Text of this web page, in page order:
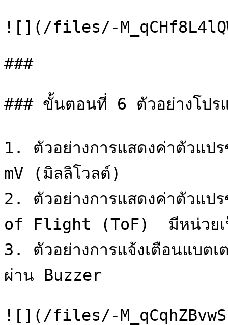
![](/files/-
###
### ขั้นตอนที่ 6 ตัวอย่างโป
1. ตัวอย่างการแสดงค่าตัวแป
mV (มิลลิโวลต์)
2. ตัวอย่างการแสดงค่าตัวแป
of Flight (ToF)  มีหน่วยเ
3. ตัวอย่างการแจ้งเตือนแบต
ผ่าน Buzzer
![](/files/-